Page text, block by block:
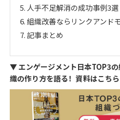
5. 人手不足解消の成功事例3選
6.組織改善ならリンクアンド
7. 記事まとめ
▼ エンゲージメント日本TOP3
織の作り方を語る！資料はこちら